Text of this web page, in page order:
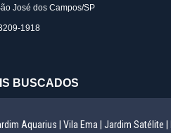
José dos Campos/SP
1918
BUSCADOS
Aquarius | Vila Ema | Jardim Satélite |